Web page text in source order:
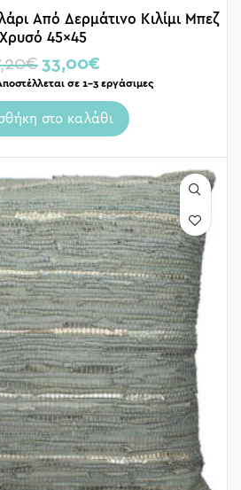
Από Δερμάτινο Κιλίμι Μπεζ
Χρυσό 45×45
€ 33,00€
σε 1-3 εργάσιμες
στο καλάθι